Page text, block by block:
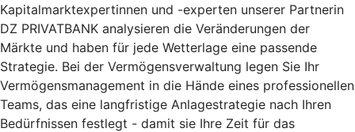
Kapitalmarktexpertinnen und -experten unserer Partnerin
DZ PRIVATBANK analysieren die Veränderungen der
Märkte und haben für jede Wetterlage eine passende
Strategie. Bei der Vermögensverwaltung legen Sie Ihr
Vermögensmanagement in die Hände eines professionellen
Teams, das eine langfristige Anlagestrategie nach Ihren
Bedürfnissen festlegt - damit sie Ihre Zeit für das